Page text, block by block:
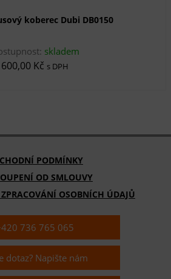
koberec Dubi DB0150
skladem
600,00 Kč s DPH
PODMÍNKY
OD SMLOUVY
OSOBNÍCH ÚDAJŮ
736 765 065
dotaz? Napište nám